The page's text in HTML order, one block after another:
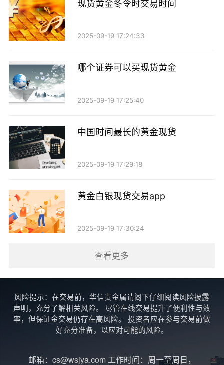
化。
此外，移动平均线的交叉情况也暗示着短期内可能
卖出信号，可能加剧市场的悲观情绪。因此，今日黄金
价格的走势将受到技术面的影响，若出现技术性下跌，
三、地缘政治风险
地缘政治风险也是影响黄金价格的重要因素。当
兰和中东地区的冲突，可能导致市场不安。历史经验表
明，地缘政治紧张局势往往会推高黄金价格，因为投资
者寻求避险。然而，若局势有所缓和，市场风险偏好回
好转，市场情绪回暖，黄金价格可能会面临下跌的风
险。
现货黄金冬令时交易时间
2025-09-19 17:24:33
哪个证券可以买现货黄金
2025-09-19 17:25:40
中国时间最长的黄金现货
2025-09-19 17:29:18
黄金白银现货交易app
2025-09-19 17:30:24
查看更多
风险提示：在交易前，华信贵金属请阁下仔细阅读风险披露
声明，充分了解相关风险。 尽管在线交易提升了便利性与效
率，但保证金交易仍存在高风险。 投资者应在参与交易前做
好充分准备，以应对可能的风险。
邮箱：cs@wsjya.com 工作时间：周一至周日，